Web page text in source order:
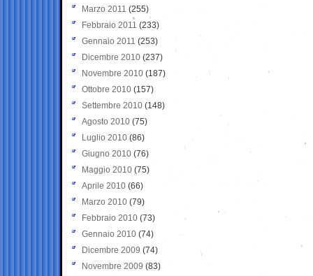
Marzo 2011 (255)
Febbraio 2011 (233)
Gennaio 2011 (253)
Dicembre 2010 (237)
Novembre 2010 (187)
Ottobre 2010 (157)
Settembre 2010 (148)
Agosto 2010 (75)
Luglio 2010 (86)
Giugno 2010 (76)
Maggio 2010 (75)
Aprile 2010 (66)
Marzo 2010 (79)
Febbraio 2010 (73)
Gennaio 2010 (74)
Dicembre 2009 (74)
Novembre 2009 (83)